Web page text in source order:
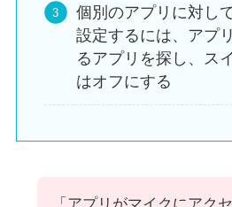
個別のアプリに対し
設定するには、アプ
るアプリを探し、ス
はオフにする